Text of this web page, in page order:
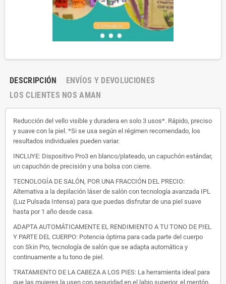
DESCRIPCIÓN
ENVÍOS Y DEVOLUCIONES
LOS CLIENTES NOS AMAN
Reducción del vello visible y duradera en solo 3 usos*. Rápido, preciso
y suave con la piel. *Si se usa según el régimen recomendado, los
resultados individuales pueden variar.
INCLUYE: Dispositivo Pro3 en blanco/plateado, un capuchón estándar,
un capuchón de precisión y una bolsa con cierre.
TECNOLOGÍA DE SALÓN, POR UNA FRACCIÓN DEL PRECIO:
Alternativa a la depilación láser de salón con tecnología avanzada IPL
(Luz Pulsada Intensa) para que puedas disfrutar de una piel suave
hasta por 1 año desde casa.
ADAPTA AUTOMÁTICAMENTE EL RENDIMIENTO A TU TONO DE PIEL
Y PARTE DEL CUERPO: Potencia óptima para cada parte del cuerpo
con Skin Pro, tecnología de salón que se adapta automática y
continuamente a tu tono de piel.
TRATAMIENTO DE LA CABEZA A LOS PIES: La herramienta ideal para
que las mujeres la usen con seguridad en el labio superior, el mentón,